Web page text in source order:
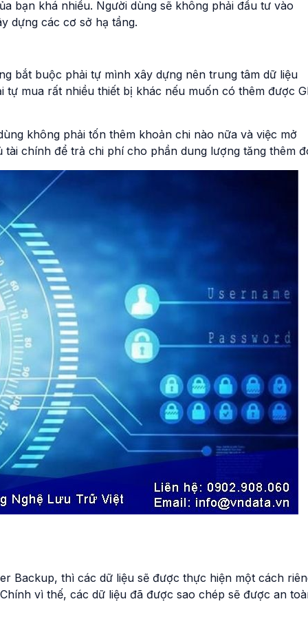
bạn khá nhiều. Người dùng sẽ không phải đầu tư vào
dựng các cơ sở hạ tầng.
bắt buộc phải tự mình xây dựng nên trung tâm dữ liệu
mua rất nhiều thiết bị khác nếu muốn có thêm được
không phải tốn thêm khoản chi nào nữa và việc mở
chính để trả chi phí cho phần dung lượng tăng thêm
Backup, thì các dữ liệu sẽ được thực hiện một cách
vì thế, các dữ liệu đã được sao chép sẽ được an